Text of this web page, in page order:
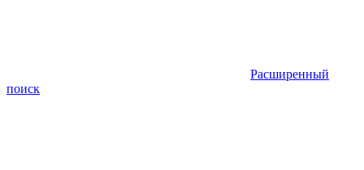
Расширенный
поиск